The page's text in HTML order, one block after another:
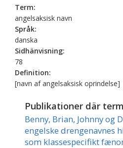
Term:
angelsaksisk navn
Språk:
danska
Sidhänvisning:
78
Definition:
[navn af angelsaksisk oprindelse]
Publikationer där
Benny, Brian, Johnny og
engelske drengenavnes
som klassespecifikt